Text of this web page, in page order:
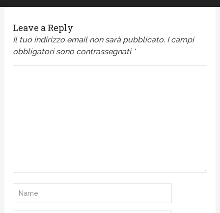
Leave a Reply
Il tuo indirizzo email non sarà pubblicato. I campi
obbligatori sono contrassegnati *